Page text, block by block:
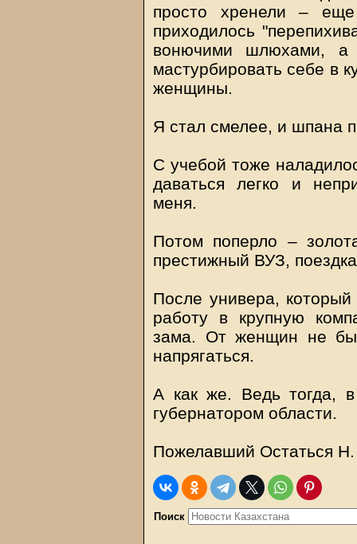
просто хренели –
приходилось
вонючими шлюхами, а
мастурбировать себе в
женщины.
Я стал смелее, и шпана
С учебой тоже
даваться легко и
меня.
Потом поперло –
престижный ВУЗ,
После универа,
работу в крупную
зама. От женщин не
напрягаться.
А как же. Ведь тогда,
губернатором области.
Пожелавший Остаться Н.
Поиск